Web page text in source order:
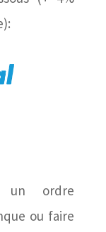
un ordre
ou faire